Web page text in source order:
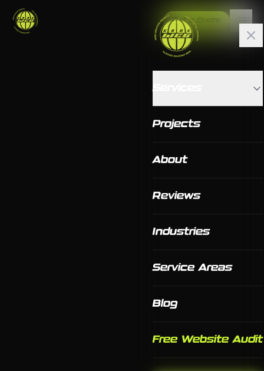
Get a Quote
Projects
About
Reviews
Industries
Service Areas
Blog
Free Website Audit